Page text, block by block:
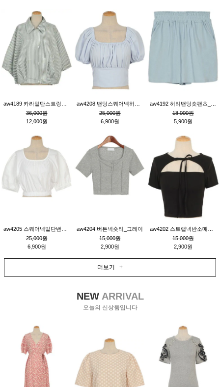
36,000원
12,000원
25,000원
6,900원
18,000원
5,900원
25,000원
6,900원
aw4204 버튼넥숏티_그레이
15,000원
2,900원
15,000원
2,900원
더보기 +
NEWARRIVAL
오늘의 신상품입니다